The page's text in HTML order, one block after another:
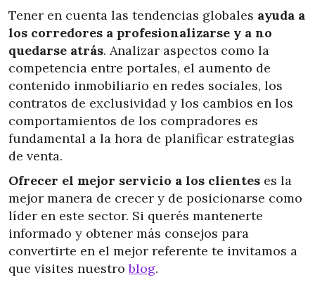
Tener en cuenta las tendencias globales ayuda a
los corredores a profesionalizarse y a no
quedarse atrás. Analizar aspectos como la
competencia entre portales, el aumento de
contenido inmobiliario en redes sociales, los
contratos de exclusividad y los cambios en los
comportamientos de los compradores es
fundamental a la hora de planificar estrategias
de venta.
Ofrecer el mejor servicio a los clientes es la
mejor manera de crecer y de posicionarse como
líder en este sector. Si querés mantenerte
informado y obtener más consejos para
convertirte en el mejor referente te invitamos a
que visites nuestroblog.